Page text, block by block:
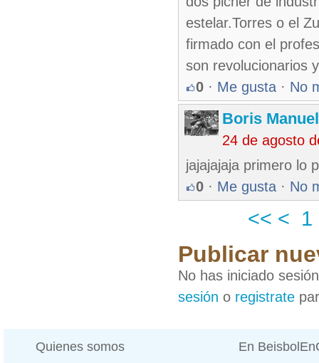
estelar.Torres o el
firmado con el
son revolucionarios
0 · Me gusta · No
Boris
24 de agosto
jajajajaja primero lo
0 · Me gusta · No
<< < 1
Publicar
No has iniciado
sesión o registrate
Quienes somos En